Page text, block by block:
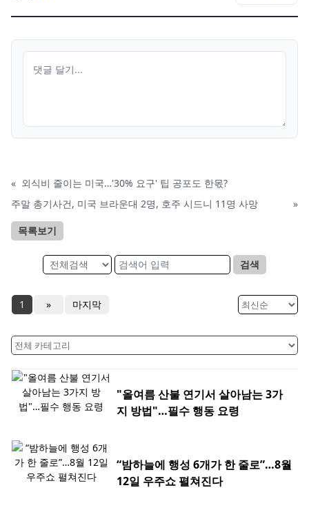
« 외식비 줄이는 미국…'30% 요구' 팁 공포도 한몫?
주말 총기사건, 미국 브라운대 2명, 호주 시드니 11명 사망
»
목록보기
검색
1 » 마지막
"올여름 산불 연기서 살아남는 3가
지 방법"…필수 행동 요령
“밤하늘에 행성 6개가 한 줄로”…8월
12일 우주쇼 펼쳐진다